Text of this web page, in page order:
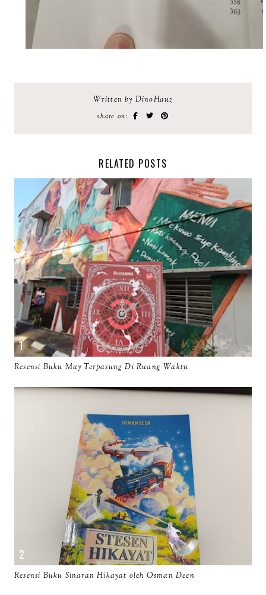
Written by DinoHauz
share on:
RELATED POSTS
Resensi Buku May Terpasung Di Ruang Waktu
Resensi Buku Sinaran Hikayat oleh Osman Deen